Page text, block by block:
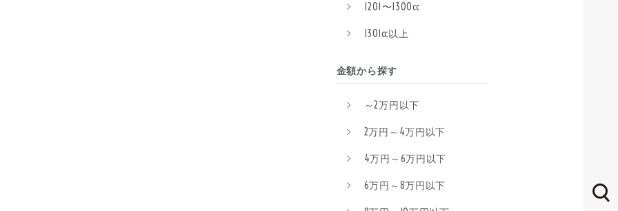
1201〜1300cc
1301cc以上
金額から探す
～2万円以下
2万円～4万円以下
4万円～6万円以下
6万円～8万円以下